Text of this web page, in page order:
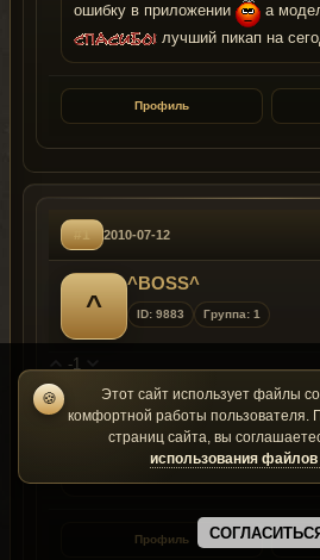
ошибку в приложении
а
лучший пикап на
Профиль
#1 2010-07-12
^
^BOSS^
ID: 9883 Группа: 1
-1
К материалу: Saleen s331 by Soot
Ухх...отличная машина!Спасибо
Профиль
🍪
Этот сайт использует файлы
комфортной работы пользователя.
страниц сайта, вы
использования